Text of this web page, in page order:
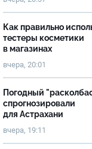
Как правильно
тестеры косметики
в магазинах
вчера, 20:01
Погодный
спрогнозировали
для Астрахани
вчера, 19:11